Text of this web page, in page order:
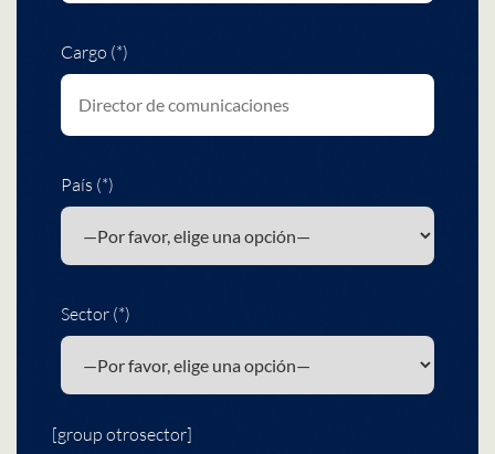
Cargo (*)
País (*)
Sector (*)
[group otrosector]